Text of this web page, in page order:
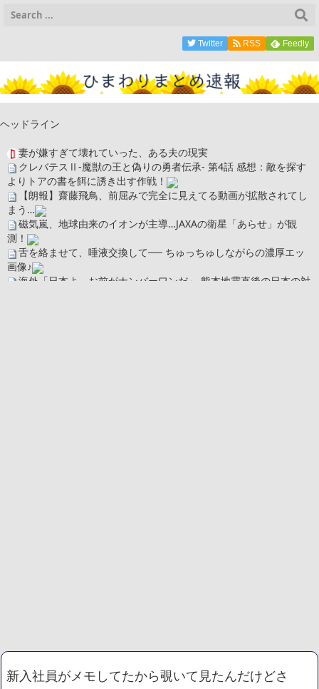
Twitter RSS Feedly
ヘッドライン
妻が嫌すぎて壊れていった、ある夫の現実
クレバテスⅡ-魔獣の王と偽りの勇者伝承- 第4話 感想：敵を探す
よりトアの書を餌に誘き出す作戦！
【朗報】齋藤飛鳥、前屈みで完全に見えてる動画が拡散されてし
まう…
磁気嵐、地球由来のイオンが主導…JAXAの衛星「あらせ」が観
測！
舌を絡ませて、唾液交換して── ちゅっちゅしながらの濃厚エッ
画像♪
海外「日本よ、お前がナンバーワンだ」 熊本地震直後の日本の対
ショートスリーパー堀大輔さん、生配信で「寝たほうがいんじゃ
ないですか？」というコメントにブチギレ！ガチで怖すぎると話題
に・・・NEW!
新入社員がメモしてたから覗いて見たんだけどさ